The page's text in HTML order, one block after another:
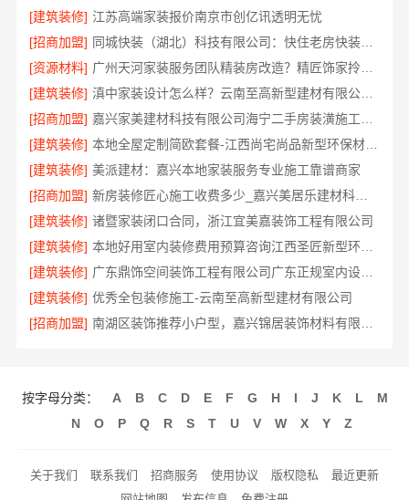
[建筑装修] 江苏高端家装报价南京市创亿讯透明无忧
[招商加盟]
同城快装（湖北）科技有限公司：快住老房快装，工期保障
[资源材料]
[建筑装修]
滇中家装设计怎么样？云南至高新型建材有限公司口碑佳
[招商加盟]
[建筑装修]
本地全屋定制简欧套餐-江西尚宅尚品新型环保材料有限公司
[建筑装修] 美派建材：嘉兴本地家装服务专业施工靠谱商家
[招商加盟]
新房装修匠心施工收费多少_嘉兴美居乐建材科技有限公司
[建筑装修] 诸暨家装闭口合同，浙江宜美嘉装饰工程有限公司
[建筑装修]
本地好用室内装修费用预算咨询江西圣匠新型环保材料有限公司
[建筑装修]
广东鼎饰空间装饰工程有限公司广东正规室内设计透明化施工
[建筑装修] 优秀全包装修施工-云南至高新型建材有限公司
[招商加盟]
按字母分类： A B C D E F G H I J K L
M
N
O P Q R S T U V W X Y Z
关于我们 联系我们 招商服务 使用协议 版权隐私
最近更新